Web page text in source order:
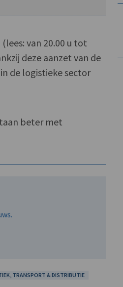
van 20.00 u tot
deze aanzet van de
de logistieke sector
beter met
TRANSPORT & DISTRIBUTIE